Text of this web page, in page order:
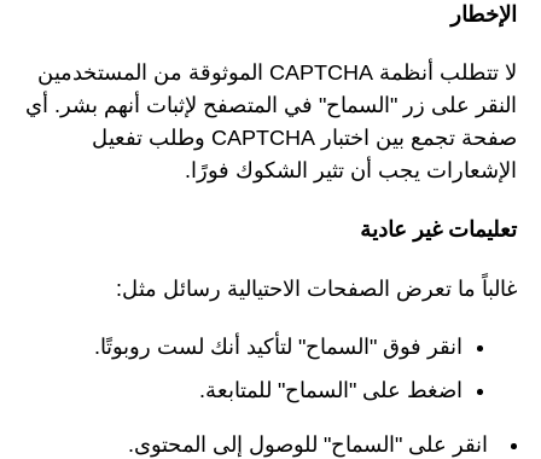
الإخطار
لا تتطلب أنظمة CAPTCHA الموثوقة من المستخدمين
النقر على زر "السماح" في المتصفح لإثبات أنهم بشر. أي
صفحة تجمع بين اختبار CAPTCHA وطلب تفعيل
الإشعارات يجب أن تثير الشكوك فورًا.
تعليمات غير عادية
غالباً ما تعرض الصفحات الاحتيالية رسائل مثل:
انقر فوق "السماح" لتأكيد أنك لست روبوتًا.
اضغط على "السماح" للمتابعة.
انقر على "السماح" للوصول إلى المحتوى.